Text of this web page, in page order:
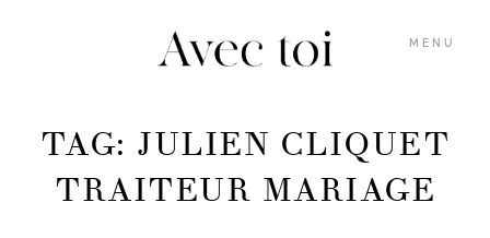
MENU
TAG: JULIEN CLIQUET
TRAITEUR MARIAGE
GALERIES